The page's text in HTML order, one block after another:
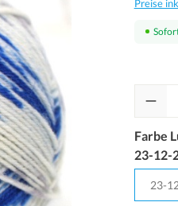
Preise
Farbe
23-12-